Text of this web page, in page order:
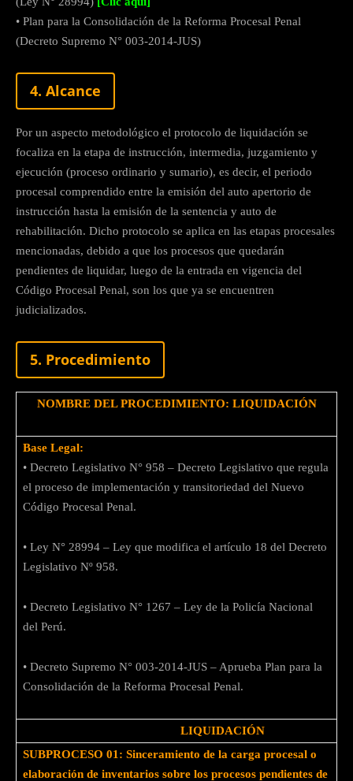
• Plan para la Consolidación de la Reforma Procesal Penal
(Decreto Supremo N° 003-2014-JUS)
4. Alcance
Por un aspecto metodológico el protocolo de liquidación se
focaliza en la etapa de instrucción, intermedia, juzgamiento y
ejecución (proceso ordinario y sumario), es decir, el periodo
procesal comprendido entre la emisión del auto apertorio de
instrucción hasta la emisión de la sentencia y auto de
rehabilitación. Dicho protocolo se aplica en las etapas procesales
mencionadas, debido a que los procesos que quedarán
pendientes de liquidar, luego de la entrada en vigencia del
Código Procesal Penal, son los que ya se encuentren
judicializados.
5. Procedimiento
NOMBRE DEL PROCEDIMIENTO: LIQUIDACIÓN
Base Legal:
• Decreto Legislativo N° 958 – Decreto Legislativo que regula
el proceso de implementación y transitoriedad del Nuevo
Código Procesal Penal.
• Ley N° 28994 – Ley que modifica el artículo 18 del Decreto
Legislativo Nº 958.
• Decreto Legislativo N° 1267 – Ley de la Policía Nacional
del Perú.
• Decreto Supremo N° 003-2014-JUS – Aprueba Plan para la
Consolidación de la Reforma Procesal Penal.
LIQUIDACIÓN
SUBPROCESO 01: Sinceramiento de la carga procesal o
elaboración de inventarios sobre los procesos pendientes de